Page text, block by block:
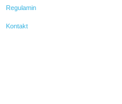
Regulamin
Kontakt